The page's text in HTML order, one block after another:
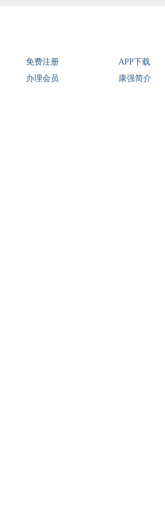
免费注册
APP下载
办理会员
康强简介